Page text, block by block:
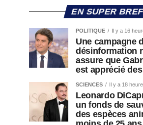
EN SUPER
POLITIQUE Il y a 16
Une campagne
désinformation
assure que
est apprécié
SCIENCES Il y a 18
Leonardo
un fonds de
des espèces